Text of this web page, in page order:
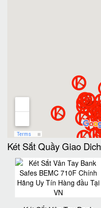
Két Sắt Quầy Giao Dich